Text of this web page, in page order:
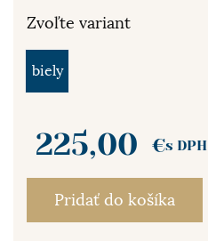
Zvoľte variant
biely
225,00 €s DPH
Pridať do košíka